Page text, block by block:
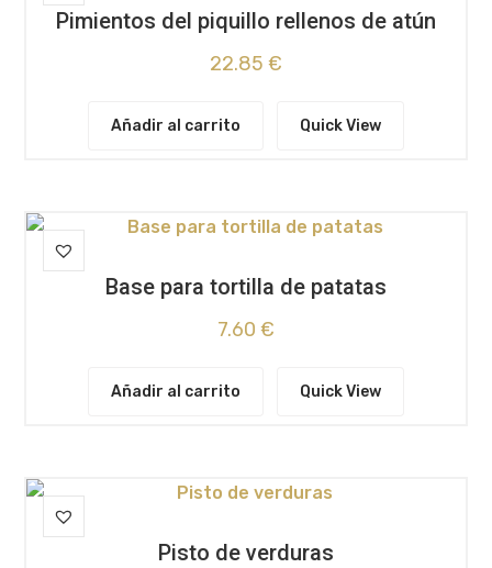
Pimientos del piquillo rellenos de atún
22.85 €
Añadir al carrito Quick View
Base para tortilla de patatas
7.60 €
Añadir al carrito Quick View
Pisto de verduras